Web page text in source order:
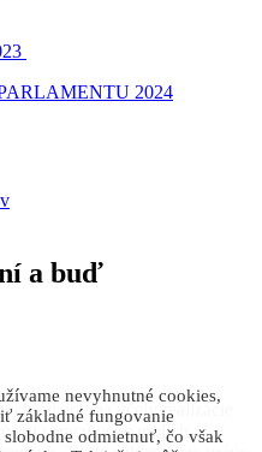
2024
a buď
údajov na účely realizácie
aj spracúvanie mojich
nevyhnutné cookies,
základné fungovanie
odmietnuť, čo však